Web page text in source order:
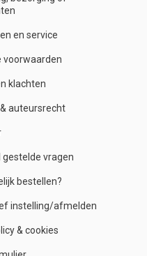
en service
voorwaarden
klachten
auteursrecht
gestelde vragen
bestellen?
instelling/afmelden
& cookies